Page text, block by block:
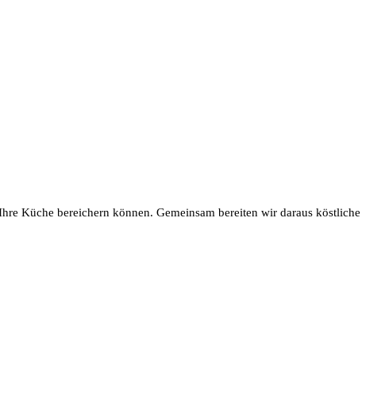
Küche bereichern können. Gemeinsam bereiten wir daraus köstliche